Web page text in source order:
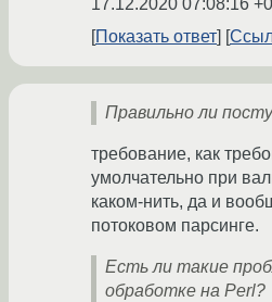
17.12.2020 07:08:16
Показать ответ
Правильно ли
требование, как
умолчательно при
каком-нить, да и
потоковом парсинге.
Есть ли такие
обработке на Perl?